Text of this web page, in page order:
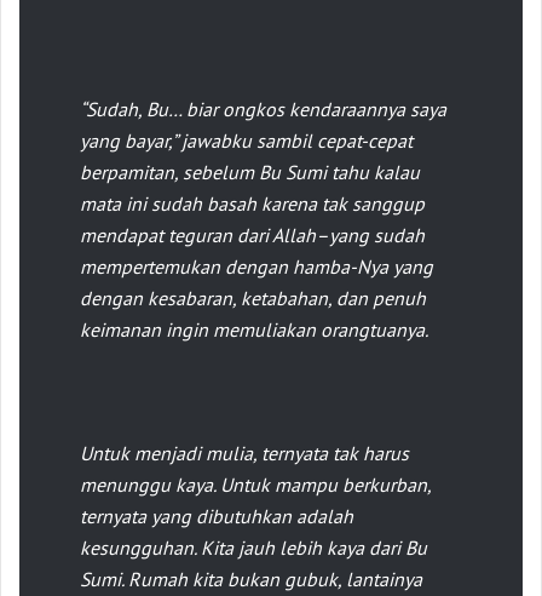
“Sudah, Bu… biar ongkos kendaraannya saya
yang bayar,” jawabku sambil cepat-cepat
berpamitan, sebelum Bu Sumi tahu kalau
mata ini sudah basah karena tak sanggup
mendapat teguran dari Allah–yang sudah
mempertemukan dengan hamba-Nya yang
dengan kesabaran, ketabahan, dan penuh
keimanan ingin memuliakan orangtuanya.
Untuk menjadi mulia, ternyata tak harus
menunggu kaya. Untuk mampu berkurban,
ternyata yang dibutuhkan adalah
kesungguhan. Kita jauh lebih kaya dari Bu
Sumi. Rumah kita bukan gubuk, lantainya